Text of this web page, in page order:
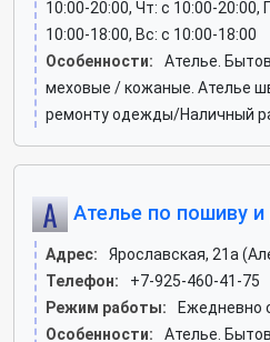
10:00-20:00, Чт: c 10:00-20:00,
10:00-18:00, Вс: c 10:00-18:00
Особенности:
Ателье.
меховые / кожаные. Ателье
ремонту одежды/Наличный
Ателье по пошиву
Адрес:
Ярославская, 21а
Телефон:
+7-925-460-41-75
Режим работы:
Ежедневно
Особенности:
Ателье.